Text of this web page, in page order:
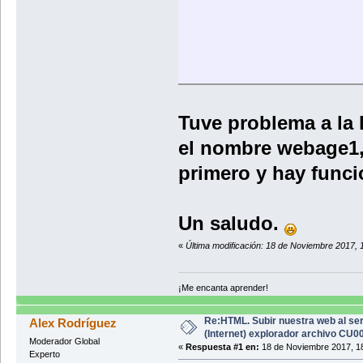
</body>
</html>
</
Tuve problema a
el nombre
primero y hay
Un saludo.
« Última modificación: 18 de Noviembre 2017,
¡Me encanta aprender!
Alex Rodríguez
Moderador Global
Experto
Re:HTML. Subir nuestra web al
(Internet) explorador archivo
« Respuesta #1 en: 18 de Noviembre 2017,